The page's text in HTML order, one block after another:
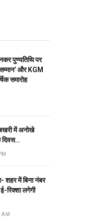
पुण्यतिथि पर
और KGM
समारोह
में अनोखे
दिवस…
शहर में बिना नंबर
रिक्शा लगेगी
AM